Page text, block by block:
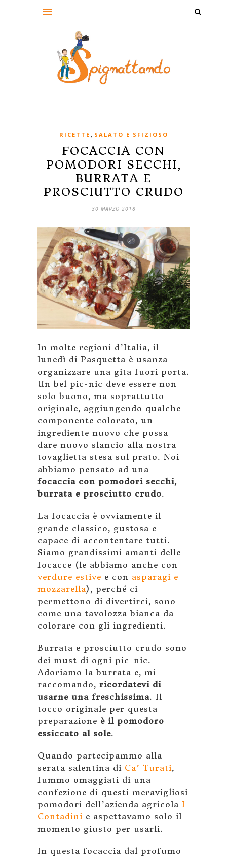
RICETTE , SALATO E SFIZIOSO
FOCACCIA CON
POMODORI SECCHI,
BURRATA E
PROSCIUTTO CRUDO
30 MARZO 2018
In molte regioni d’Italia, il
lunedì di Pasquetta è usanza
organizzare una gita fuori porta.
Un bel pic-nic deve essere non
solo buono, ma soprattutto
originale, aggiungendo qualche
componente colorato, un
ingrediente nuovo che possa
dare nuovo slancio alla nostra
tovaglietta stesa sul prato. Noi
abbiamo pensato ad una
focaccia con pomodori secchi,
burrata e prosciutto crudo.
La focaccia è ovviamente il
grande classico, gustosa e
capace di accontentare tutti.
Siamo grandissimi amanti delle
focacce (le abbiamo anche con
verdure estive e con asparagi e
mozzarella), perché ci
permettono di divertirci, sono
come una tavolozza bianca da
colorare con gli ingredienti.
Burrata e prosciutto crudo sono
dei must di ogni pic-nic.
Adoriamo la burrata e, mi
raccomando, ricordatevi di
usarne una freschissima. Il
tocco originale per questa
preparazione è il pomodoro
essiccato al sole.
Quando partecipammo alla
serata salentina di Ca’ Turati,
fummo omaggiati di una
confezione di questi meravigliosi
pomodori dell’azienda agricola I
Contadini e aspettavamo solo il
momento giusto per usarli.
In questa focaccia dal profumo